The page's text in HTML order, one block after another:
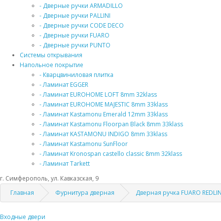
- Дверные ручки ARMADILLO
- Дверные ручки PALLINI
- Дверные ручки CODE DECO
- Дверные ручки FUARO
- Дверные ручки PUNTO
Системы открывания
Напольное покрытие
- Кварцвиниловая плитка
- Ламинат EGGER
- Ламинат EUROHOME LOFT 8mm 32klass
- Ламинат EUROHOME MAJESTIC 8mm 33klass
- Ламинат Kastamonu Emerald 12mm 33klass
- Ламинат Kastamonu Floorpan Black 8mm 33klass
- Ламинат KASTAMONU INDIGO 8mm 33klass
- Ламинат Kastamonu SunFloor
- Ламинат Kronospan castello classic 8mm 32klass
- Ламинат Tarkett
г. Симферополь, ул. Кавказская, 9
Главная
Фурнитура дверная Дверная ручка FUARO
Входные двери